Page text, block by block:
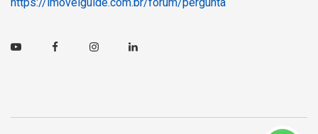
Youtube FacebookInstagramLinkedin